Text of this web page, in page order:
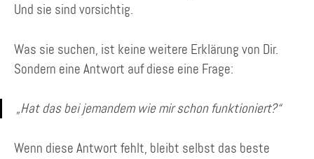
Und sie sind vorsichtig.
Was sie suchen, ist keine weitere Erklärung von Dir.
Sondern eine Antwort auf diese eine Frage:
„Hat das bei jemandem wie mir schon funktioniert?“
Wenn diese Antwort fehlt, bleibt selbst das beste